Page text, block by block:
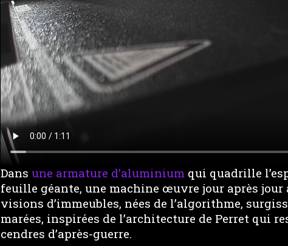
Dans une armature d’aluminium qui quadrille
feuille géante, une machine œuvre jour après jour
visions d’immeubles, nées de l’algorithme,
marées, inspirées de l’architecture de Perret qui
cendres d’après-guerre.